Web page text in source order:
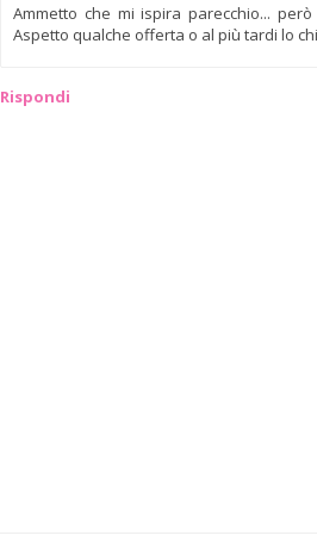
Ammetto che mi ispira parecchio...
Aspetto qualche offerta o al più tardi lo
Rispondi